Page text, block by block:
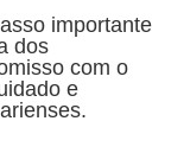
importante
dos
com o
e